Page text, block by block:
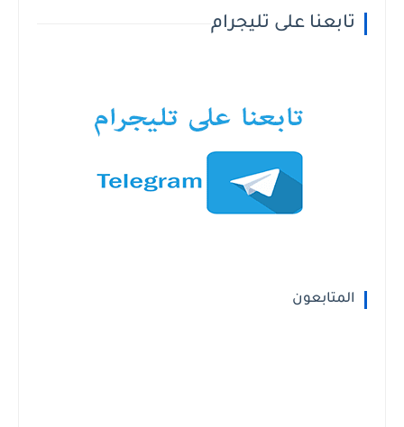
تابعنا على تليجرام
المتابعون